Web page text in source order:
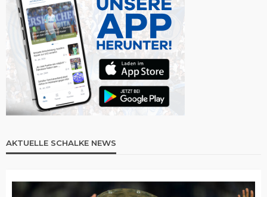
AKTUELLE SCHALKE NEWS